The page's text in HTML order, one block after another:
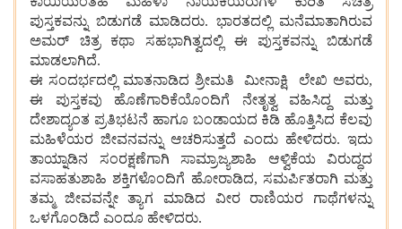
ಪುಸ್ತಕವನ್ನು ಬಿಡುಗಡೆ ಮಾಡಿದರು. ಭಾರತದಲ್ಲಿ ಮನೆಮಾತಾಗಿರುವ
ಅಮರ್ ಚಿತ್ರ ಕಥಾ ಸಹಭಾಗಿತ್ವದಲ್ಲಿ ಈ ಪುಸ್ತಕವನ್ನು ಬಿಡುಗಡೆ
ಮಾಡಲಾಗಿದೆ.
ಈ ಸಂದರ್ಭದಲ್ಲಿ ಮಾತನಾಡಿದ ಶ್ರೀಮತಿ ಮೀನಾಕ್ಷಿ ಲೇಖಿ ಅವರು,
ಈ ಪುಸ್ತಕವು ಹೊಣೆಗಾರಿಕೆಯೊಂದಿಗೆ ನೇತೃತ್ವ ವಹಿಸಿದ್ದ ಮತ್ತು
ದೇಶಾದ್ಯಂತ ಪ್ರತಿಭಟನೆ ಹಾಗೂ ಬಂಡಾಯದ ಕಿಡಿ ಹೊತ್ತಿಸಿದ ಕೆಲವು
ಮಹಿಳೆಯರ ಜೀವನವನ್ನು ಆಚರಿಸುತ್ತದೆ ಎಂದು ಹೇಳಿದರು. ಇದು
ತಾಯ್ನಾಡಿನ ಸಂರಕ್ಷಣೆಗಾಗಿ ಸಾಮ್ರಾಜ್ಯಶಾಹಿ ಆಳ್ವಿಕೆಯ ವಿರುದ್ಧದ
ವಸಾಹತುಶಾಹಿ ಶಕ್ತಿಗಳೊಂದಿಗೆ ಹೋರಾಡಿದ, ಸಮರ್ಪಿತರಾಗಿ ಮತ್ತು
ತಮ್ಮ ಜೀವವನ್ನೇ ತ್ಯಾಗ ಮಾಡಿದ ವೀರ ರಾಣಿಯರ ಗಾಥೆಗಳನ್ನು
ಒಳಗೊಂಡಿದೆ ಎಂದೂ ಹೇಳಿದರು.